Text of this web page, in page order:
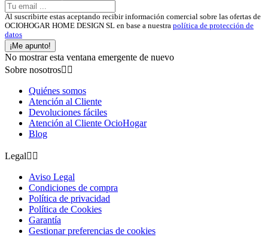
Al suscribirte estas aceptando recibir información comercial sobre las ofertas de
OCIOHOGAR HOME DESIGN SL en base a nuestra política de protección de
datos
¡Me apunto!
No mostrar esta ventana emergente de nuevo
Sobre nosotros 
Quiénes somos
Atención al Cliente
Devoluciones fáciles
Atención al Cliente OcioHogar
Blog
Legal 
Aviso Legal
Condiciones de compra
Política de privacidad
Política de Cookies
Garantía
Gestionar preferencias de cookies